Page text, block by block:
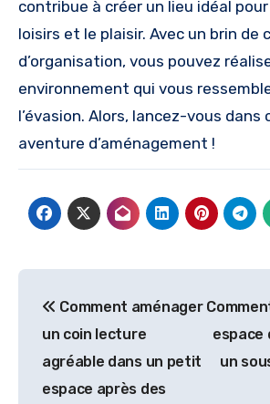
contribue à créer un lieu idéal
loisirs et le plaisir. Avec un brin
d’organisation, vous pouvez
environnement qui vous
l’évasion. Alors, lancez-vous
aventure d’aménagement !
de
l’article
Comment aménager
un coin lecture
agréable dans un petit
espace après des
espace
un